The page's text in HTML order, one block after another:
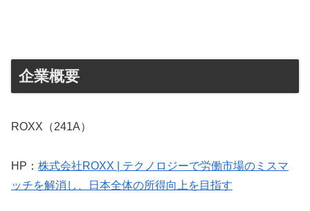
企業概要
ROXX（241A）
HP： 株式会社ROXX | テクノロジーで労働市場のミスマ
ッチを解消し、日本全体の所得向上を目指す